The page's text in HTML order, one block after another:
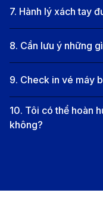
Thông tin
Portland
Chuyến bay
thẳng từ Cần
VCA) đến
cảnh tại một
7. Hành lý xách tay
8. Cần lưu ý những
9. Check in vé máy
10. Tôi có thể hoàn
không?